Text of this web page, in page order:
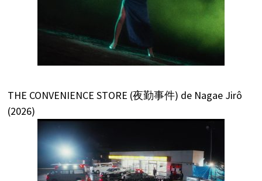
THE CONVENIENCE STORE (夜勤事件) de Nagae Jirô
(2026)